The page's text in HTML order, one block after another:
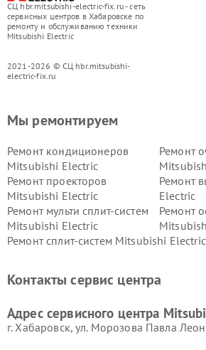
СЦ hbr.mitsubishi-electric-fix.ru - сеть
сервисных центров в Хабаровске по
ремонту и обслуживанию техники
Mitsubishi Electric
2021-2026 © СЦ hbr.mitsubishi-
electric-fix.ru
Мы ремонтируем
Ремонт кондиционеров
Mitsubishi Electric
Ремонт
Ремонт проекторов
Mitsubishi Electric
Ремонт
Electric
Ремонт мульти сплит-систем
Mitsubishi Electric
Ремонт
Ремонт сплит-систем Mitsubishi Electric
Контакты сервис центра
Адрес сервисного центра
г. Хабаровск, ул. Морозова Павла